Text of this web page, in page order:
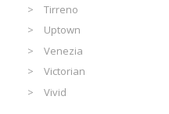
Tirreno
Uptown
Venezia
Victorian
Vivid